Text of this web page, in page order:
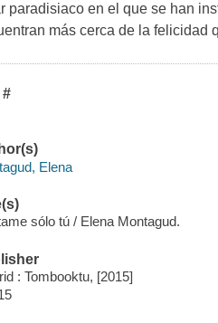
paradisiaco en el que se han
más cerca de la felicidad
#
Elena
sólo tú / Elena Montagud.
: Tombooktu, [2015]